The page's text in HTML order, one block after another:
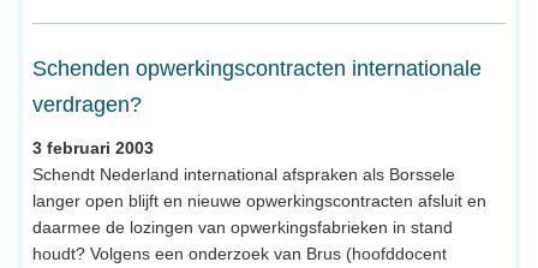
Schenden opwerkingscontracten internationale
verdragen?
3 februari 2003
Schendt Nederland international afspraken als Borssele
langer open blijft en nieuwe opwerkingscontracten afsluit en
daarmee de lozingen van opwerkingsfabrieken in stand
houdt? Volgens een onderzoek van Brus (hoofddocent